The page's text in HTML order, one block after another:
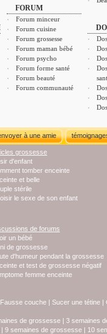
FORUM
Forum minceur
Forum cuisine
Forum grossesse
Forum maman bébé
Forum psycho
Forum forme santé
Forum beauté
Forum communauté
à une amie
grossesse
d'enfant
tomber enceinte
et belle
stérile
le sexe de son enfant
de forums
un bébé
de grossesse
d'humeur pendant la grossesse
et test de grossesse négatif
femme enceinte
Fausse couche | Sucer une tétine |
de grossesse | 3 semaines
| 9 semaines de grossesse | 10